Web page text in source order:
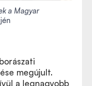
a Magyar
megújult.
a legnagyobb